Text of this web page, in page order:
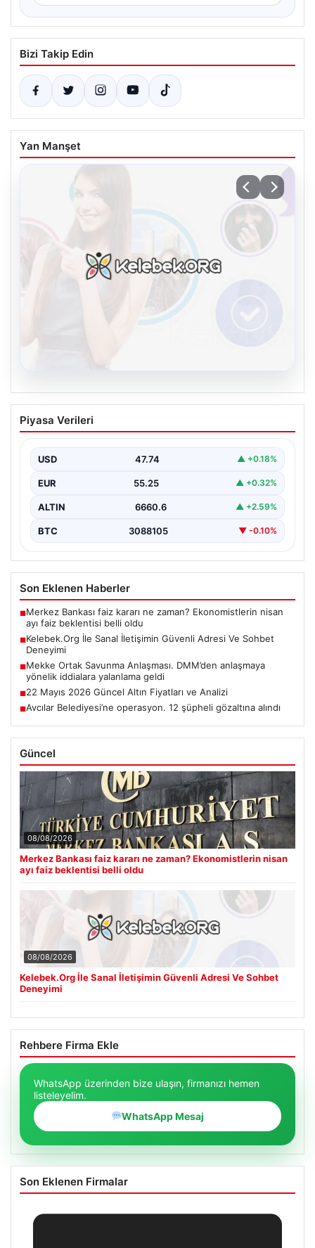
Bizi Takip Edin
Yan Manşet
Kelebek.Org İle Sanal İletişimin Güvenli
Adresi Ve Sohbet Deneyimi
kurması kritik bir değer ifade etmektedir. Halen…
Piyasa Verileri
USD 47.74 ▲ +0.18%
EUR 55.25 ▲ +0.32%
ALTIN 6660.6 ▲ +2.59%
BTC 3088105 ▼ -0.10%
Son Eklenen Haberler
■Merkez Bankası faiz kararı ne zaman? Ekonomistlerin nisan
ayı faiz beklentisi belli oldu
■Kelebek.Org İle Sanal İletişimin Güvenli Adresi Ve Sohbet
Deneyimi
■Mekke Ortak Savunma Anlaşması. DMM’den anlaşmaya
yönelik iddialara yalanlama geldi
■22 Mayıs 2026 Güncel Altın Fiyatları ve Analizi
■Avcılar Belediyesi’ne operasyon. 12 şüpheli gözaltına alındı
Güncel
08/08/2026
Merkez Bankası faiz kararı ne zaman? Ekonomistlerin nisan
ayı faiz beklentisi belli oldu
08/08/2026
Kelebek.Org İle Sanal İletişimin Güvenli Adresi Ve Sohbet
Deneyimi
Rehbere Firma Ekle
WhatsApp üzerinden bize ulaşın, firmanızı hemen
listeleyelim.
WhatsApp Mesaj
Son Eklenen Firmalar